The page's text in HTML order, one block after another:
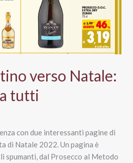
verso Natale:
tutti
con due interessanti pagine di
di Natale 2022. Un pagina è
spumanti, dal Prosecco al Metodo